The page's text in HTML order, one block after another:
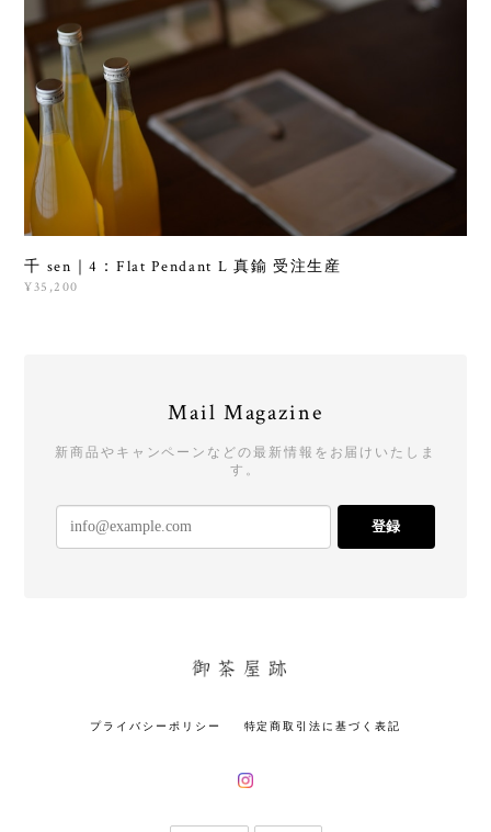
千 sen｜4：Flat Pendant L 真鍮 受注生産
¥35,200
Mail Magazine
新商品やキャンペーンなどの最新情報をお届けいたしま
す。
登録
プライバシーポリシー 特定商取引法に基づく表記